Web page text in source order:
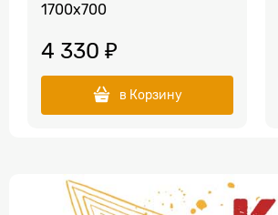
1700х700
4 330 ₽
в Корзину